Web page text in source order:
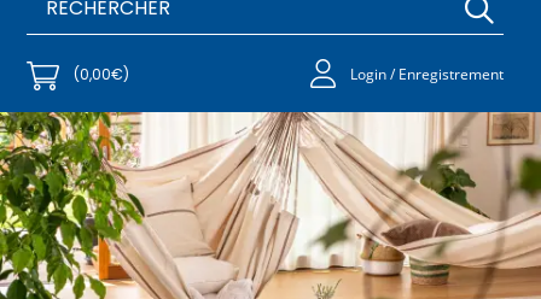
(0,00€) Login / Enregistrement